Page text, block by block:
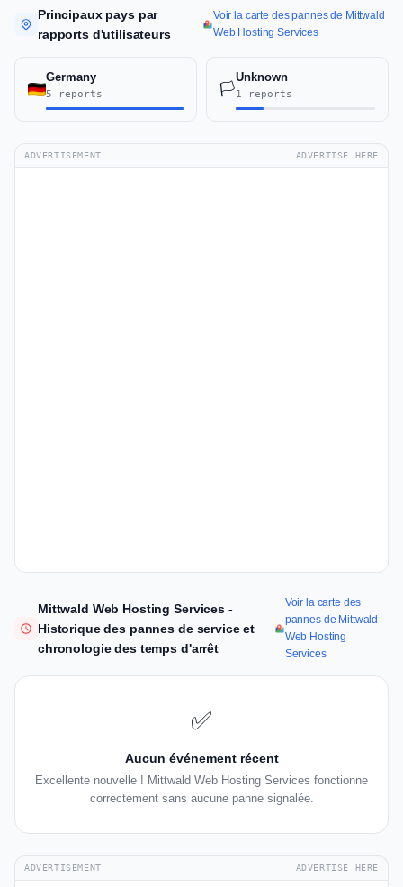
Principaux pays par
rapports d'utilisateurs
Voir la carte des pannes de Mittwald
Web Hosting Services
Germany
5 reports 🏳️
Unknown
1 reports
ADVERTISEMENT ADVERTISE HERE
Mittwald Web Hosting Services -
Historique des pannes de service et
chronologie des temps d'arrêt
Voir la carte des
pannes de Mittwald
Web Hosting
Services
✅
Aucun événement récent
Excellente nouvelle ! Mittwald Web Hosting Services fonctionne
correctement sans aucune panne signalée.
ADVERTISEMENT ADVERTISE HERE